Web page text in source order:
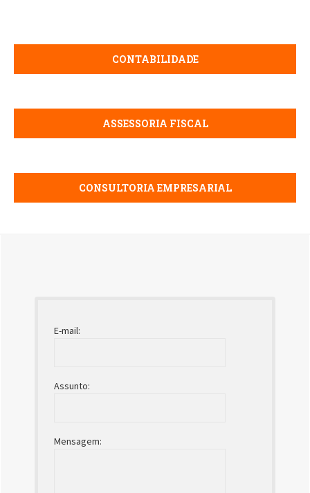
CONTABILIDADE
ASSESSORIA FISCAL
CONSULTORIA EMPRESARIAL
E-mail:
Assunto:
Mensagem: